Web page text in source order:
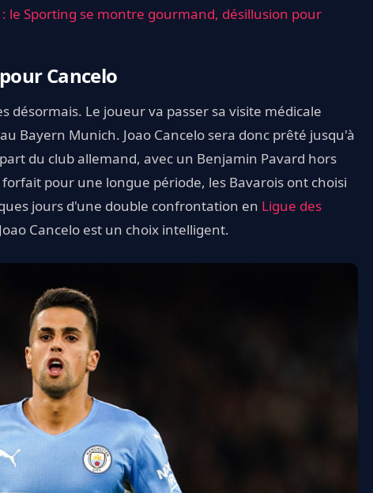
le Sporting se montre gourmand, désillusion pour
Cancelo
désormais. Le joueur va passer sa visite médicale
Bayern Munich. Joao Cancelo sera donc prêté jusqu'à
du club allemand, avec un Benjamin Pavard hors
pour une longue période, les Bavarois ont choisi
jours d'une double confrontation en Ligue des
Cancelo est un choix intelligent.